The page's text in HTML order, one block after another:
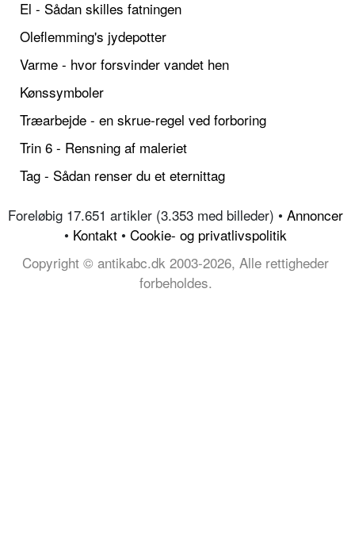
El - Sådan skilles fatningen
Oleflemming's jydepotter
Varme - hvor forsvinder vandet hen
Kønssymboler
Træarbejde - en skrue-regel ved forboring
Trin 6 - Rensning af maleriet
Tag - Sådan renser du et eternittag
Foreløbig 17.651 artikler (3.353 med billeder) • Annoncer
• Kontakt • Cookie- og privatlivspolitik
Copyright © antikabc.dk 2003-2026, Alle rettigheder
forbeholdes.